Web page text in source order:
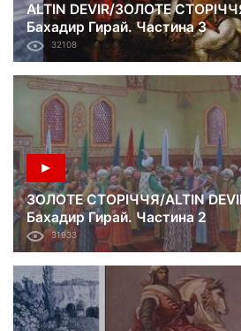
ALTIN DEVIR/ЗОЛОТЕ
Бахадир Гирай. Частина 3
32108
ЗОЛОТЕ СТОРІЧЧЯ/ALTIN
Бахадир Гирай. Частина 2
31933